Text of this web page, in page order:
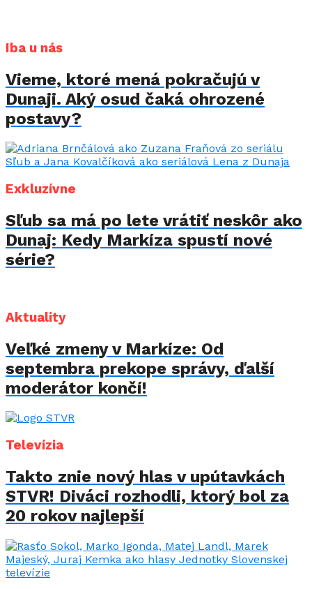
Iba u nás
Vieme, ktoré mená pokračujú v
Dunaji. Aký osud čaká ohrozené
postavy?
Exkluzívne
Sľub sa má po lete vrátiť neskôr ako
Dunaj: Kedy Markíza spustí nové
série?
Aktuality
Veľké zmeny v Markíze: Od
septembra prekope správy, ďalší
moderátor končí!
Televízia
Takto znie nový hlas v upútavkách
STVR! Diváci rozhodli, ktorý bol za
20 rokov najlepší